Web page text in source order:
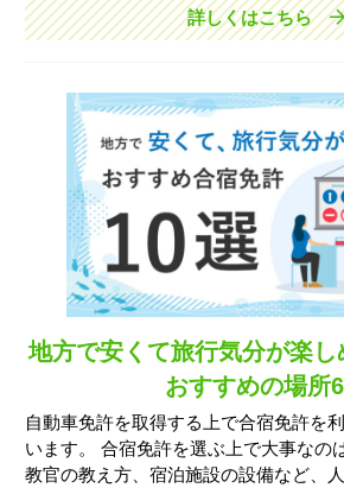
詳しくはこちら
地方で安くて旅行気分が楽し
おすすめの場所
自動車免許を取得する上で合宿免許を
います。 合宿免許を選ぶ上で大事なの
教官の教え方、宿泊施設の設備など、